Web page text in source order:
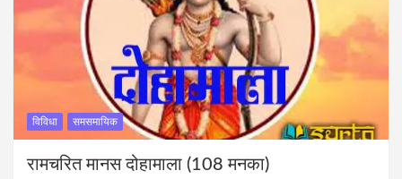
विविधा समसमायिक
रामचरित मानस दोहामाला (108 मनका)